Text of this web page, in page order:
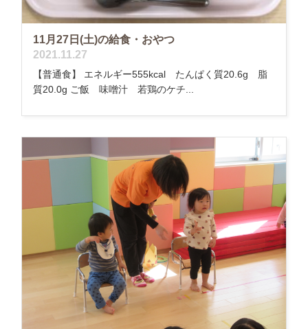
11月27日(土)の給食・おやつ
2021.11.27
【普通食】 エネルギー555kcal たんぱく質20.6g 脂
質20.0g ご飯 味噌汁 若鶏のケチ...